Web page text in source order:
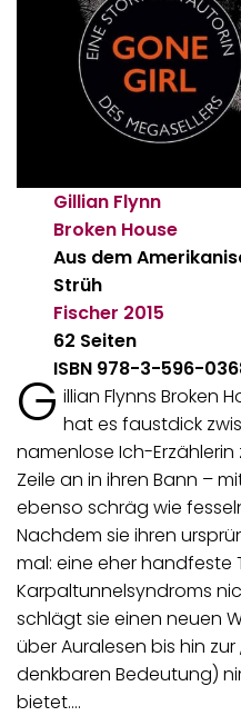
Gillian Flynn
Broken House
Aus dem
Strüh
Fischer 2015
62 Seiten
ISBN 978-3-596-
G illian Flynns Broken
hat es faustdick
namenlose Ich-
Zeile an in ihren Bann –
ebenso schräg wie
Nachdem sie ihren
mal: eine eher handfeste
Karpaltunnelsyndroms
schlägt sie einen neuen
über Auralesen bis hin
denkbaren Bedeutung)
bietet.…